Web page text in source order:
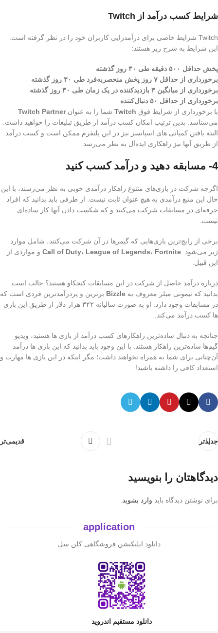
شرایط کسب درآمد از Twitch
Twitch شرایط خاصی برای درآمدزایی کاربران خود را در نظر گرفته است.
این شرایط به شرح زیر هستند:
پخش حداقل ۵۰۰ دقیقه طی ۳۰ روز گذشته
برخورداری از حداقل ۷ روز پخش منحصربه‌فرد طی ۳۰ روز گذشته
برخورداری از میانگین ۳ بازدیدکننده در یک زمان طی ۳۰ روز گذشته
برخورداری از حداقل ۵۰ دنبال‌کننده
با برخورداری از شرایط فوق Twitch شما را به عنوانTwitch Partner
می‌شناسد. بدین ترتیب امکان کسب درآمد از طریق تبلیغات را خواهید داشت.
البته یافتن کمپانی های اسپانسر نیز در این پلتفرم ممکن است و کسب درآمد
از طریق آنها نیز راهکاری ایده‌آل به نظر می‌رسد.
4- مسابقه دهید و درآمد کسب کنید
اگرچه شرکت در بازی‌های متنوع راهکار درآمدی خوبی به نظر می‌رسند، با این
حال این منبع درآمدی به هیچ عنوان ثابت نیست. از طرفی باید بدانید که افراد
حرفه‌ای در مسابقات شرکت می‌کنند و که شکست دادن آنها کار ساده‌ای
نیست.
برخی از رایج‌ترین بازی‌هایی که گیمرها در آن شرکت می‌کنند، شامل موارد
زیر می‌شود: Call of Duty، League of Legends، Fortnite و مواردی از
این قبیل.
درباره درآمد حاصل از شرکت در این مسابقات کنجکاو هستید؟ جالب است
بدانید که تیموتی میلر معروف به Bizzle برترین و پردرآمدترین فردی است که
در مسابقات وجود دارد. او به صورت سالیانه ۳۲۲ هزار دلار از طریق این بازی
ها کسب درآمد می‌کند.
چنانچه به دنبال ساده‌ترین راهکارهای کسب درآمد از بازی ها هستید، ویدیو
گیم‌ها ساده‌ترین راهکار هستند. با این وجود باید بدانید که این بازی ها درآمد
آن‌چنانی برای شما به همراه نخواهند داشت؛ مگر اینکه در این بازی ها مهارت و
استعداد کافی را داشته باشید!
جدیدتر قدیمی‌تر
دیدگاهتان را بنویسید
برای نوشتن دیدگاه باید وارد بشوید.
application
دانلود اپلیکیشن فروشگاهی کلن سل
دانلود مستقیم اندروید